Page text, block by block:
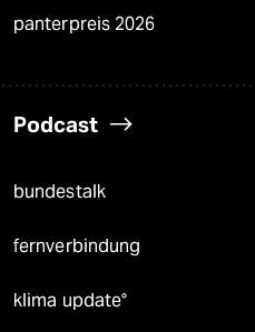
panterpreis 2026
Podcast
bundestalk
fernverbindung
klima update°